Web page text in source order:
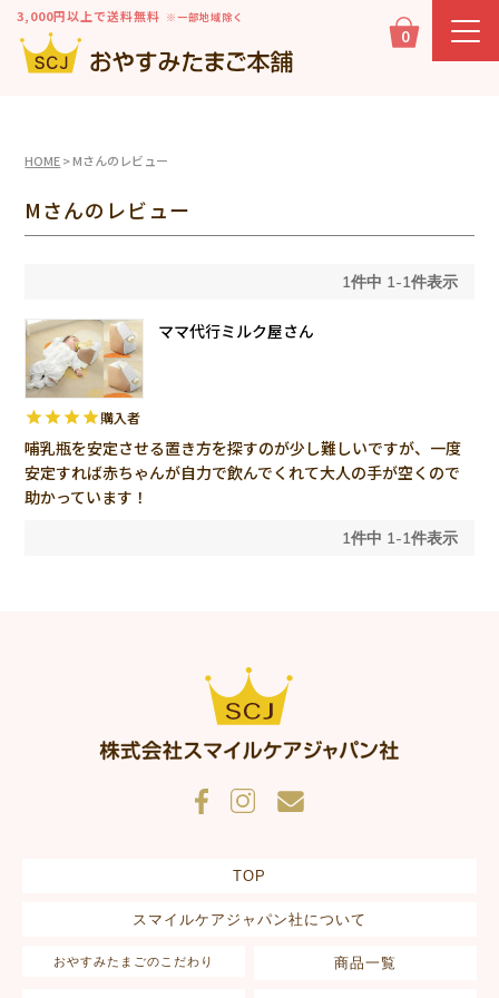
3,000円以上で送料無料 ※一部地域除く
0
HOME Mさんのレビュー
Mさんのレビュー
1件中 1-1件表示
ママ代行ミルク屋さん
購入者
哺乳瓶を安定させる置き方を探すのが少し難しいですが、一度
安定すれば赤ちゃんが自力で飲んでくれて大人の手が空くので
助かっています！
1件中 1-1件表示
TOP
スマイルケアジャパン社について
おやすみたまごのこだわり 商品一覧